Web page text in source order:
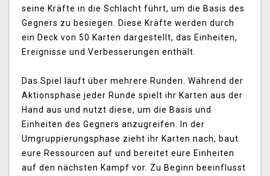
seine Kräfte in die Schlacht führt, um die Basis des
Gegners zu besiegen. Diese Kräfte werden durch
ein Deck von 50 Karten dargestellt, das Einheiten,
Ereignisse und Verbesserungen enthält.
Das Spiel läuft über mehrere Runden. Während der
Aktionsphase jeder Runde spielt ihr Karten aus der
Hand aus und nutzt diese, um die Basis und
Einheiten des Gegners anzugreifen. In der
Umgruppierungsphase zieht ihr Karten nach, baut
eure Ressourcen auf und bereitet eure Einheiten
auf den nächsten Kampf vor. Zu Beginn beeinflusst